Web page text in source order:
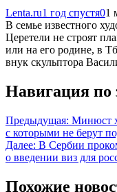
Lenta.ru1 год спустя01
В семье известного
Церетели не строят
или на его родине, в
внук скульптора
Навигация по
Предыдущая: Минюст
с которыми не берут
Далее: В Сербии
о введении виз для
Похожие